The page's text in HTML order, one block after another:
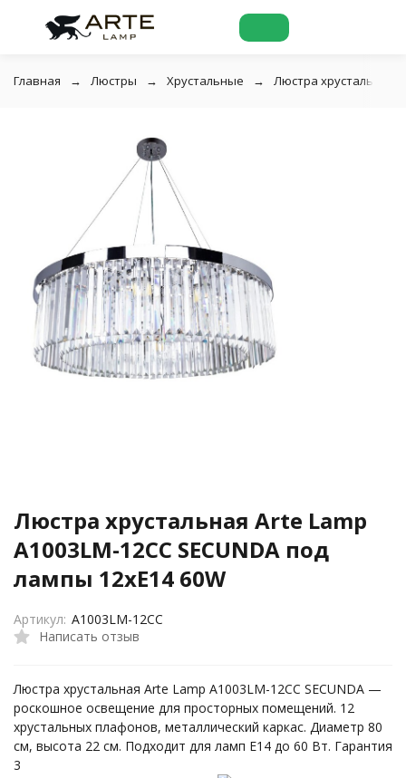
Главная Люстры Хрустальные Люстра хрустальная
Люстра хрустальная Arte Lamp
A1003LM-12CC SECUNDA под
лампы 12xE14 60W
Написать отзыв
Артикул: A1003LM-12CC
Люстра хрустальная Arte Lamp A1003LM-12CC SECUNDA —
роскошное освещение для просторных помещений. 12
хрустальных плафонов, металлический каркас. Диаметр 80
см, высота 22 см. Подходит для ламп E14 до 60 Вт. Гарантия
3